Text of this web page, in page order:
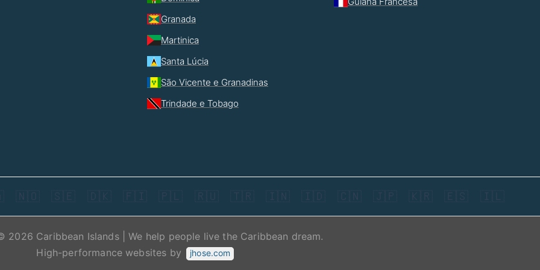
Granada
Martinica
Santa Lúcia
São Vicente e Granadinas
Trindade e Tobago
🇳🇴 🇸🇪 🇩🇰 🇫🇮 🇵🇱 🇷🇺 🇹🇷 🇮🇳 🇮🇩 🇨🇳 🇯🇵 🇰🇷 🇪🇸 🇮🇱
2026 Caribbean Islands | We help people live the Caribbean dream.
High-performance websites by
jhose.com